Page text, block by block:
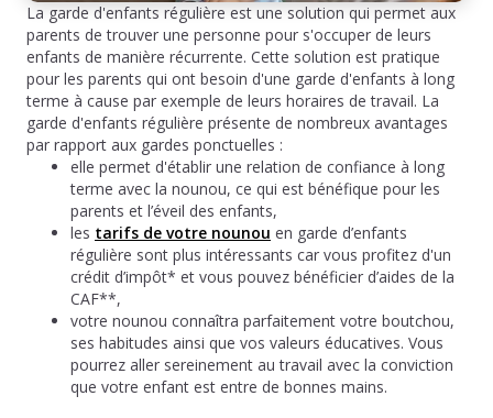
La garde d'enfants régulière est une solution qui permet aux
parents de trouver une personne pour s'occuper de leurs
enfants de manière récurrente. Cette solution est pratique
pour les parents qui ont besoin d'une garde d'enfants à long
terme à cause par exemple de leurs horaires de travail. La
garde d'enfants régulière présente de nombreux avantages
par rapport aux gardes ponctuelles :
elle permet d'établir une relation de confiance à long
terme avec la nounou, ce qui est bénéfique pour les
parents et l’éveil des enfants,
les tarifs de votre nounou en garde d’enfants
régulière sont plus intéressants car vous profitez d'un
crédit d’impôt* et vous pouvez bénéficier d’aides de la
CAF**,
votre nounou connaîtra parfaitement votre boutchou,
ses habitudes ainsi que vos valeurs éducatives. Vous
pourrez aller sereinement au travail avec la conviction
que votre enfant est entre de bonnes mains.